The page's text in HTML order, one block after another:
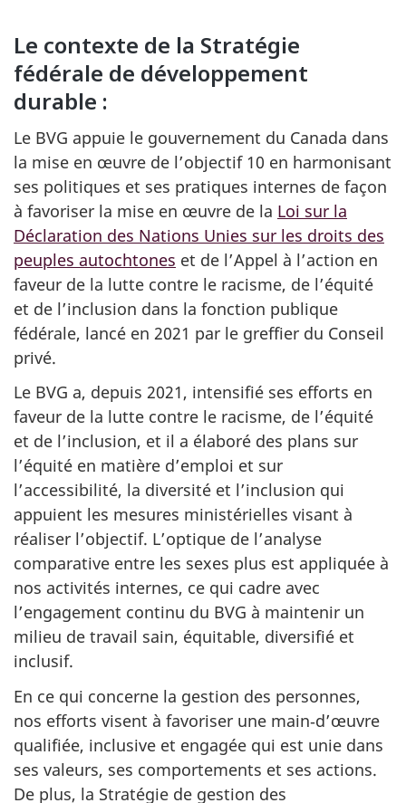
Le contexte de la Stratégie
fédérale de développement
durable :
Le BVG appuie le gouvernement du Canada dans
la mise en œuvre de l’objectif 10 en harmonisant
ses politiques et ses pratiques internes de façon
à favoriser la mise en œuvre de la Loi sur la
Déclaration des Nations Unies sur les droits des
peuples autochtones et de l’Appel à l’action en
faveur de la lutte contre le racisme, de l’équité
et de l’inclusion dans la fonction publique
fédérale, lancé en 2021 par le greffier du Conseil
privé.
Le BVG a, depuis 2021, intensifié ses efforts en
faveur de la lutte contre le racisme, de l’équité
et de l’inclusion, et il a élaboré des plans sur
l’équité en matière d’emploi et sur
l’accessibilité, la diversité et l’inclusion qui
appuient les mesures ministérielles visant à
réaliser l’objectif. L’optique de l’analyse
comparative entre les sexes plus est appliquée à
nos activités internes, ce qui cadre avec
l’engagement continu du BVG à maintenir un
milieu de travail sain, équitable, diversifié et
inclusif.
En ce qui concerne la gestion des personnes,
nos efforts visent à favoriser une main‑d’œuvre
qualifiée, inclusive et engagée qui est unie dans
ses valeurs, ses comportements et ses actions.
De plus, la Stratégie de gestion des